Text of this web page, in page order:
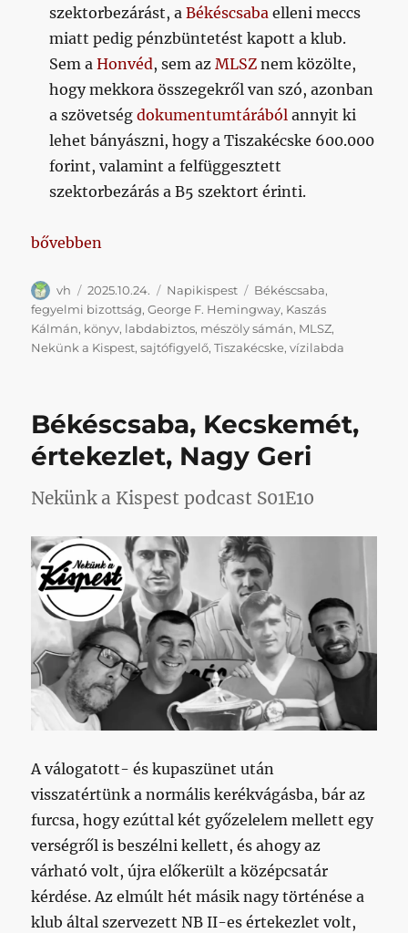
szektorbezárást, aBékéscsaba elleni meccs
miatt pedig pénzbüntetést kapott a klub.
Sem aHonvéd, sem azMLSZ nem közölte,
hogy mekkora összegekről van szó, azonban
a szövetségdokumentumtárából annyit ki
lehet bányászni, hogy a Tiszakécske 600.000
forint, valamint a felfüggesztett
szektorbezárás a B5 szektort érinti.
„Krónika, Hemingway, fegyelmi bizottság,
bővebben
Szerző
vh Közzétéve
2025.10.24. Kategória
Napikispest Címke
Békéscsaba,
fegyelmi bizottság,George F. Hemingway, Kaszás
Kálmán, könyv, labdabiztos, mészöly sámán, MLSZ,
Nekünk a Kispest,sajtófigyelő,Tiszakécske,vízilabda
Békéscsaba, Kecskemét,
értekezlet, Nagy Geri
Nekünk a Kispest podcast S01E10
A válogatott- és kupaszünet után
visszatértünk a normális kerékvágásba, bár az
furcsa, hogy ezúttal két győzelelem mellett egy
verségről is beszélni kellett, és ahogy az
várható volt, újra előkerült a középcsatár
kérdése. Az elmúlt hét másik nagy történése a
klub által szervezett NB II-es értekezlet volt,